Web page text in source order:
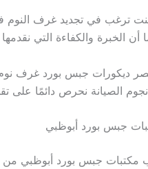
ترغب في تجديد غرف
أن الخبرة والكفاءة التي
ديكورات جبس بورد غرف
الصيانة نحرص دائمًا على
جبس بورد أبوظبي
مكتبات جبس بورد أبوظبي